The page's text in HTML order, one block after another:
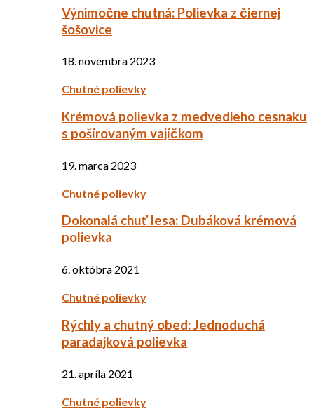
Výnimočne chutná: Polievka z čiernej
šošovice
18. novembra 2023
Chutné polievky
Krémová polievka z medvedieho cesnaku
s pošírovaným vajíčkom
19. marca 2023
Chutné polievky
Dokonalá chuť lesa: Dubáková krémová
polievka
6. októbra 2021
Chutné polievky
Rýchly a chutný obed: Jednoduchá
paradajková polievka
21. apríla 2021
Chutné polievky